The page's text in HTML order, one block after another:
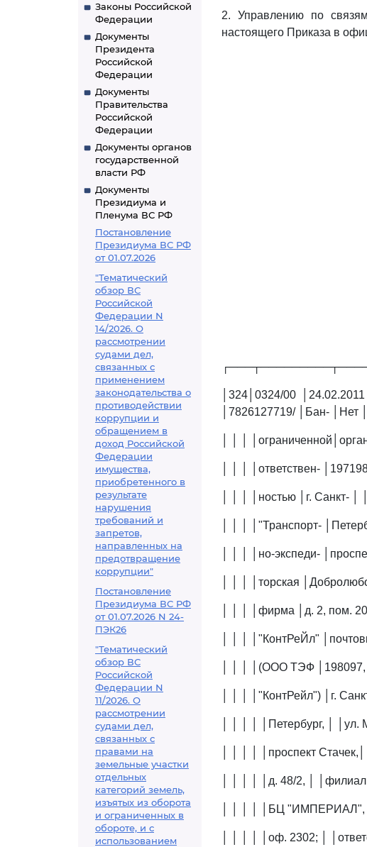
Законы Российской
Федерации
Документы
Президента
Российской
Федерации
Документы
Правительства
Российской
Федерации
Документы органов
государственной
власти РФ
Документы
Президиума и
Пленума ВС РФ
Постановление
Президиума ВС РФ
от 01.07.2026
"Тематический
обзор ВС
Российской
Федерации N
14/2026. О
рассмотрении
судами дел,
связанных с
применением
законодательства о
противодействии
коррупции и
обращением в
доход Российской
Федерации
имущества,
приобретенного в
результате
нарушения
требований и
запретов,
направленных на
предотвращение
коррупции"
Постановление
Президиума ВС РФ
от 01.07.2026 N 24-
ПЭК26
"Тематический
обзор ВС
Российской
Федерации N
11/2026. О
рассмотрении
судами дел,
связанных с
правами на
земельные участки
отдельных
категорий земель,
изъятых из оборота
и ограниченных в
обороте, и с
использованием
2. Управлению по
настоящего Приказа в
│324│0324/00
│7826127719/ │Бан- │Нет
│ │ │
│ │ │ │ответствен-
│ │ │ │ностью │г. Санкт- │
│ │ │ │"Транспорт-
│ │ │ │но-экспеди-
│ │ │ │торская
│ │ │ │фирма │д. 2, пом.
│ │ │ │"КонтРеЙл"
│ │ │ │(ООО ТЭФ │198097,
│ │ │ │"КонтРейл") │г.
│ │ │ │ │Петербург, │
│ │ │ │ │проспект
│ │ │ │ │д. 48/2, │
│ │ │ │ │БЦ "ИМПЕРИАЛ",
│ │ │ │ │оф. 2302; │